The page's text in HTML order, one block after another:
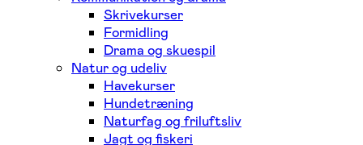
Skrivekurser
Formidling
Drama og skuespil
Natur og udeliv
Havekurser
Hundetræning
Naturfag og friluftsliv
Jagt og fiskeri